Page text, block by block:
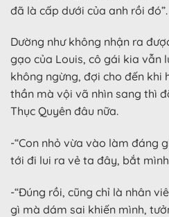
đã là cấp dưới của anh rồi đó”.
Dường như không nhận ra
gạo của Louis, cô gái kia vẫn
không ngừng, đợi cho đến khi
thần mà vội vã nhìn sang thì
Thục Quyên đâu nữa.
-“Con nhỏ vừa vào làm đáng
tới đi lui ra vẻ ta đây, bắt
-“Đúng rồi, cũng chỉ là nhân
gì mà dám sai khiến mình,